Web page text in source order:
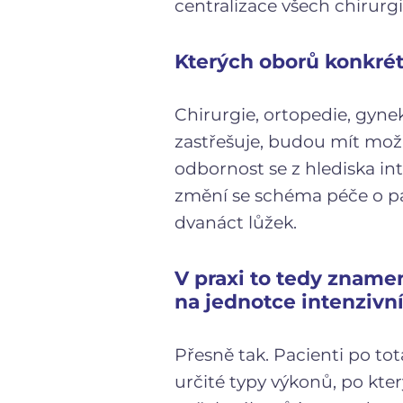
centralizace všech
Kterých oborů
Chirurgie, ortopedie,
zastřešuje, budou mít
odbornost se z hlediska
změní se schéma péče o
dvanáct lůžek.
V praxi to tedy
na jednotce
Přesně tak. Pacienti po
určité typy výkonů, po